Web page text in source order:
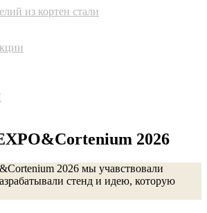
2026
2026 мы учавствовали
стенд и идею, которую